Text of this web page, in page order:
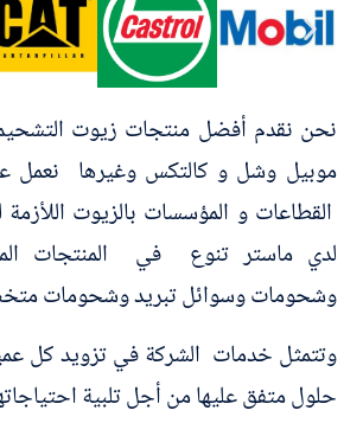
نحن نقدم أفضل منتجات زيوت
موبيل وشل و كالتكس وغيرها نعمل
القطاعات و المؤسسات بالزيوت
لدي ماستر تنوع في المنتجات
وشحومات وسوائل تبريد وشحومات
وتتمثل خدمات الشركة في تزويد كل
حلول متفق عليها من أجل تلبية